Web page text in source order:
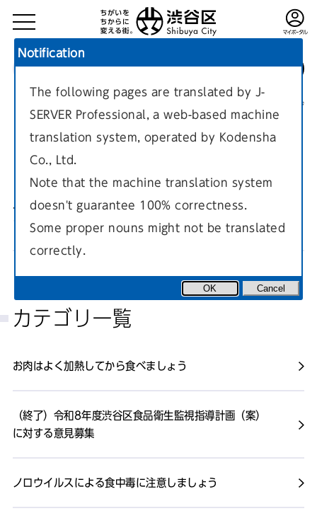
現在のページ
食品衛生（区民向け）
カテゴリ一覧
お肉はよく加熱してから食べましょう
（終了）令和8年度渋谷区食品衛生監視指導計画（案）
に対する意見募集
ノロウイルスによる食中毒に注意しましょう
Notification
The following pages are translated by J-
SERVER Professional, a web-based machine
translation system, operated by Kodensha
Co., Ltd.
Note that the machine translation system
doesn't guarantee 100% correctness.
Some proper nouns might not be translated
correctly.
OK Cancel